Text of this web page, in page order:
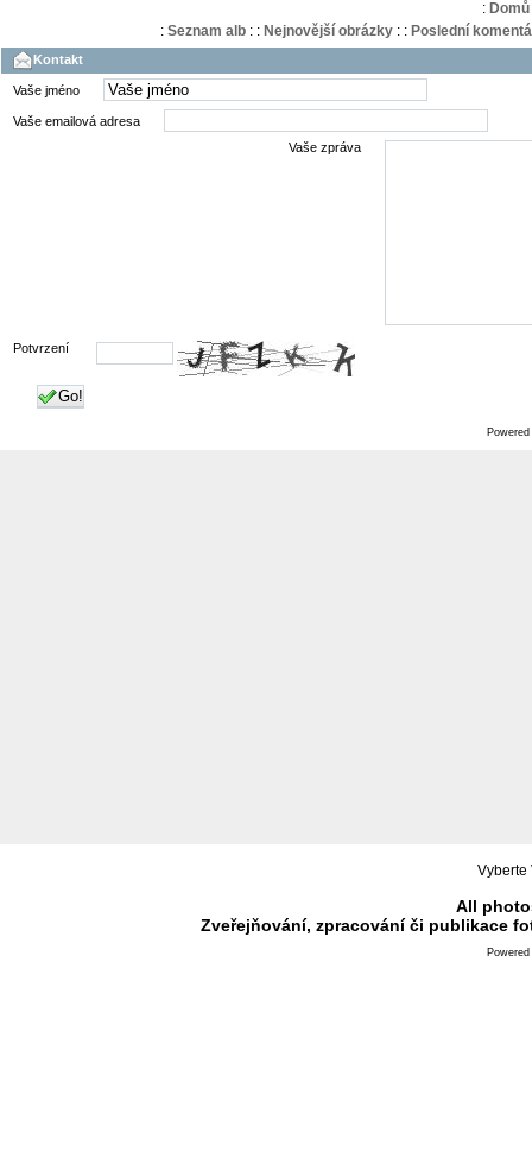
: Domů
: Seznam alb: : Nejnovější obrázky: : Poslední
Kontakt
Vaše jméno
Vaše emailová adresa
Vaše zpráva
Potvrzení
Go!
Vyberte
All
Zveřejňování, zpracování či publikace